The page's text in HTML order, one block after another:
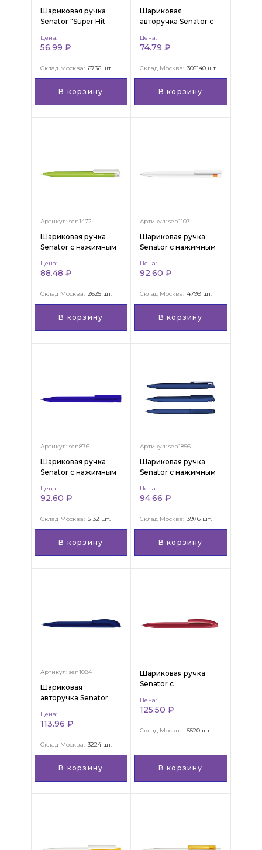
Шариковая ручка
Senator "Super Hit
Цена:
56.99 ₽
Склад Москва: 6736 шт.
В корзину
Шариковая
авторучка Senator с
деталями "Point
Polished"
Цена:
74.79 ₽
Склад Москва: 305140 шт.
В корзину
Артикул: sen1472
Шариковая ручка
Senator с нажимным
Hit Bio"
Цена:
88.48 ₽
Склад Москва: 2625 шт.
В корзину
Артикул: sen1107
Шариковая ручка
Senator с нажимным
Polished Basic"
Цена:
92.60 ₽
Склад Москва: 4799 шт.
В корзину
Артикул: sen876
Шариковая ручка
Senator с нажимным
Polished"
Цена:
92.60 ₽
Склад Москва: 5132 шт.
В корзину
Артикул: sen1856
Шариковая ручка
Senator с нажимным
Matt"
Цена:
94.66 ₽
Склад Москва: 3976 шт.
В корзину
Артикул: sen1084
Шариковая
авторучка Senator
Цена:
113.96 ₽
Склад Москва: 3224 шт.
В корзину
Шариковая ручка
Senator с
механизмом "Bridge
Polished"
Цена:
125.50 ₽
Склад Москва: 5520 шт.
В корзину